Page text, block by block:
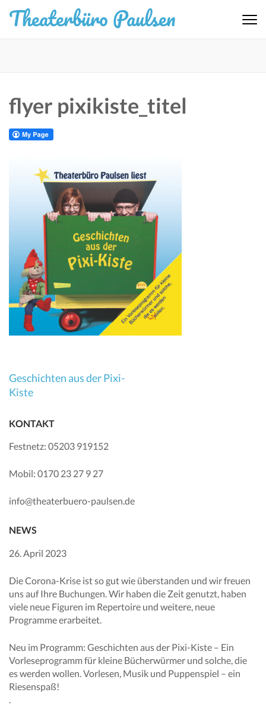
Inhalt
Theaterbüro Paulsen
flyer pixikiste_titel
Beitragsnavigation
Geschichten aus der Pixi-
Kiste
KONTAKT
Festnetz: 05203 919152
Mobil: 0170 23 27 9 27
info@theaterbuero-paulsen.de
NEWS
26. April 2023
Die Corona-Krise ist so gut wie überstanden und wir freuen
uns auf Ihre Buchungen. Wir haben die Zeit genutzt, haben
viele neue Figuren im Repertoire und weitere, neue
Programme erarbeitet.
Neu im Programm: Geschichten aus der Pixi-Kiste – Ein
Vorleseprogramm für kleine Bücherwürmer und solche, die
es werden wollen. Vorlesen, Musik und Puppenspiel – ein
Riesenspaß!